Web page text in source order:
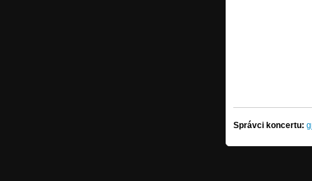
Správci koncertu: